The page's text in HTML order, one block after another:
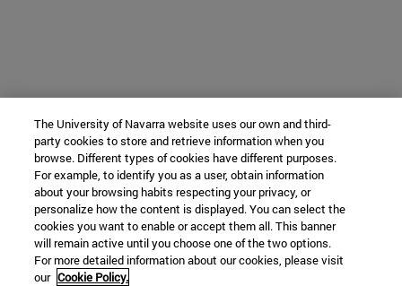
The University of Navarra website uses our own and third-
party cookies to store and retrieve information when you
browse. Different types of cookies have different purposes.
For example, to identify you as a user, obtain information
about your browsing habits respecting your privacy, or
personalize how the content is displayed. You can select the
cookies you want to enable or accept them all. This banner
will remain active until you choose one of the two options.
For more detailed information about our cookies, please visit
our Cookie Policy.